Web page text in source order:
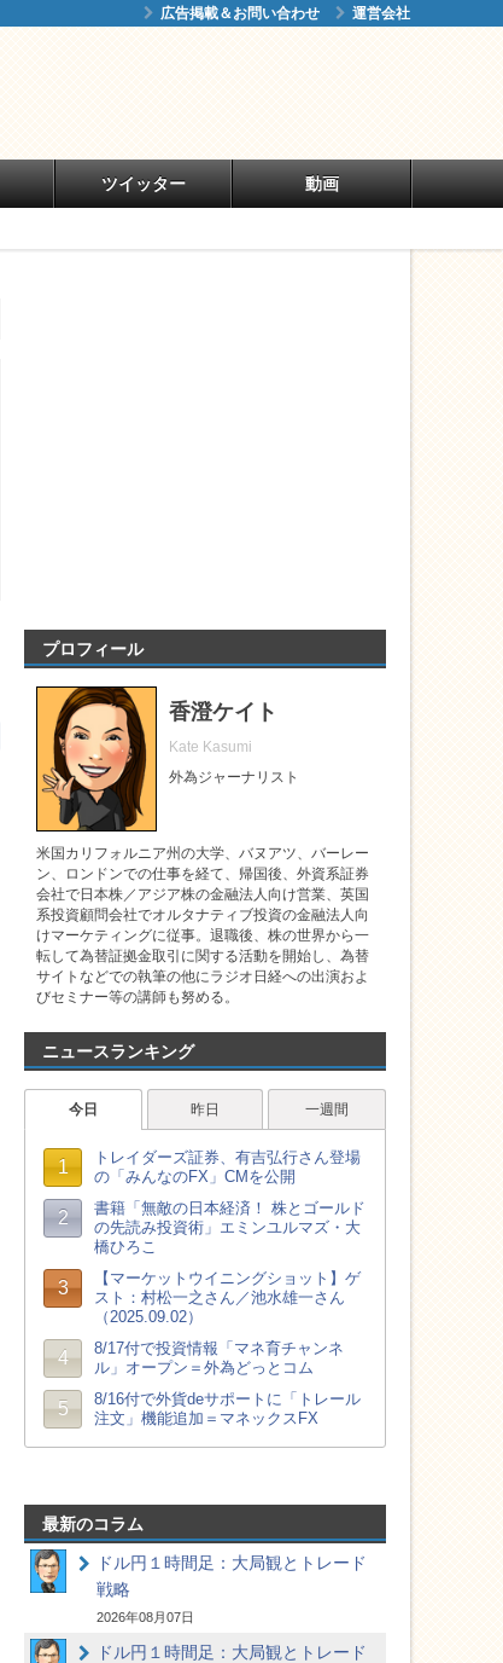
広告掲載＆お問い合わせ 運営会社
ツイッター 動画
プロフィール
香澄ケイト
Kate Kasumi
外為ジャーナリスト
米国カリフォルニア州の大学、バヌアツ、バーレー
ン、ロンドンでの仕事を経て、帰国後、外資系証券
会社で日本株／アジア株の金融法人向け営業、英国
系投資顧問会社でオルタナティブ投資の金融法人向
けマーケティングに従事。退職後、株の世界から一
転して為替証拠金取引に関する活動を開始し、為替
サイトなどでの執筆の他にラジオ日経への出演およ
びセミナー等の講師も努める。
ニュースランキング
最新のコラム
ドル円１時間足：大局観とトレード
戦略
2026年08月07日
ドル円１時間足：大局観とトレード